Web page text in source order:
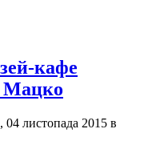
кафе
Мацко
04 листопада 2015 в